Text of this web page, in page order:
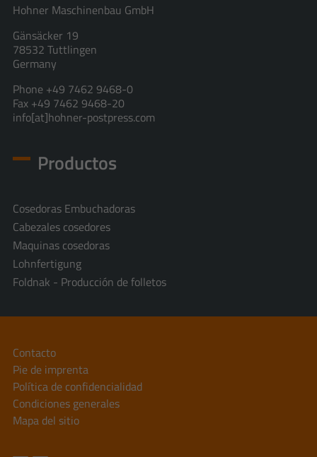
Hohner Maschinenbau GmbH
Gänsäcker 19
78532 Tuttlingen
Germany
Phone +49 7462 9468-0
Fax +49 7462 9468-20
info[at]hohner-postpress.com
Productos
Cosedoras Embuchadoras
Cabezales cosedores
Maquinas cosedoras
Lohnfertigung
Foldnak - Producción de folletos
Contacto
Pie de imprenta
Política de confidencialidad
Condiciones generales
Mapa del sitio